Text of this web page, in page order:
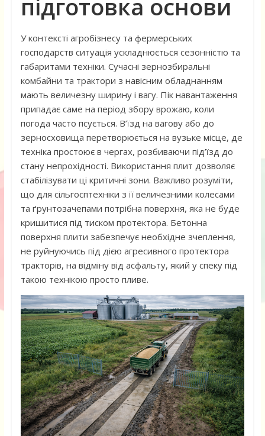
підготовка основи
У контексті агробізнесу та фермерських
господарств ситуація ускладнюється сезонністю та
габаритами техніки. Сучасні зернозбиральні
комбайни та трактори з навісним обладнанням
мають величезну ширину і вагу. Пік навантаження
припадає саме на період збору врожаю, коли
погода часто псується. В’їзд на вагову або до
зерносховища перетворюється на вузьке місце, де
техніка простоює в чергах, розбиваючи під’їзд до
стану непрохідності. Використання плит дозволяє
стабілізувати ці критичні зони. Важливо розуміти,
що для сільгосптехніки з її величезними колесами
та ґрунтозачепами потрібна поверхня, яка не буде
кришитися під тиском протектора. Бетонна
поверхня плити забезпечує необхідне зчеплення,
не руйнуючись під дією агресивного протектора
тракторів, на відміну від асфальту, який у спеку під
такою технікою просто пливе.